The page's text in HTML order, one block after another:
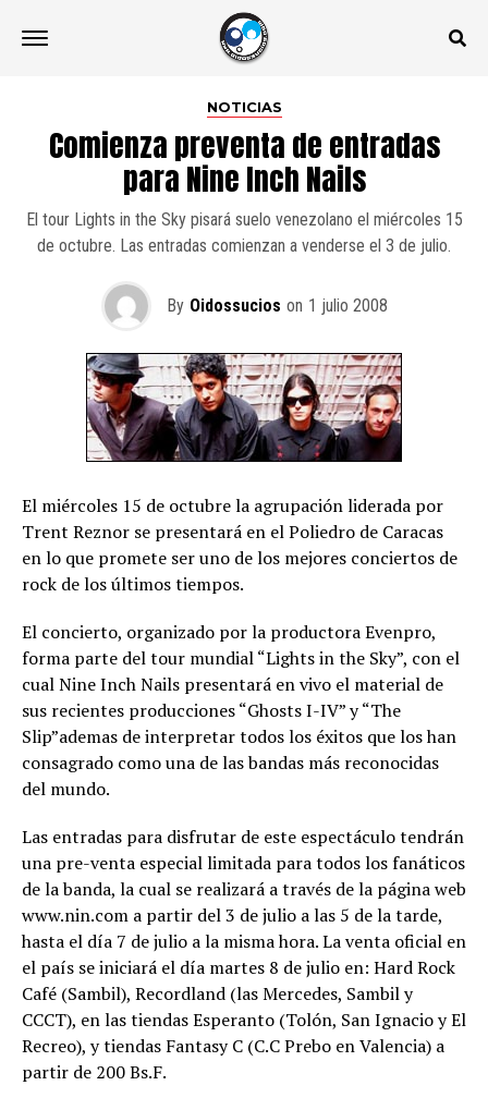
NOTICIAS
Comienza preventa de entradas
para Nine Inch Nails
El tour Lights in the Sky pisará suelo venezolano el miércoles 15
de octubre. Las entradas comienzan a venderse el 3 de julio.
By Oidossucios on 1 julio 2008
El miércoles 15 de octubre la agrupación liderada por
Trent Reznor se presentará en el Poliedro de Caracas
en lo que promete ser uno de los mejores conciertos de
rock de los últimos tiempos.
El concierto, organizado por la productora Evenpro,
forma parte del tour mundial “Lights in the Sky”, con el
cual Nine Inch Nails presentará en vivo el material de
sus recientes producciones “Ghosts I-IV” y “The
Slip”ademas de interpretar todos los éxitos que los han
consagrado como una de las bandas más reconocidas
del mundo.
Las entradas para disfrutar de este espectáculo tendrán
una pre-venta especial limitada para todos los fanáticos
de la banda, la cual se realizará a través de la página web
www.nin.com a partir del 3 de julio a las 5 de la tarde,
hasta el día 7 de julio a la misma hora. La venta oficial en
el país se iniciará el día martes 8 de julio en: Hard Rock
Café (Sambil), Recordland (las Mercedes, Sambil y
CCCT), en las tiendas Esperanto (Tolón, San Ignacio y El
Recreo), y tiendas Fantasy C (C.C Prebo en Valencia) a
partir de 200 Bs.F.